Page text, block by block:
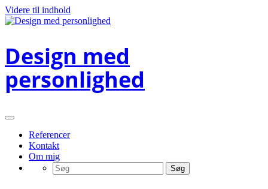
Videre til indhold
Design med
personlighed
Referencer
Kontakt
Om mig